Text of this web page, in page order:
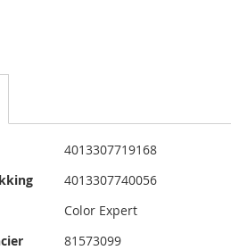
4013307719168
4013307740056
Color Expert
81573099